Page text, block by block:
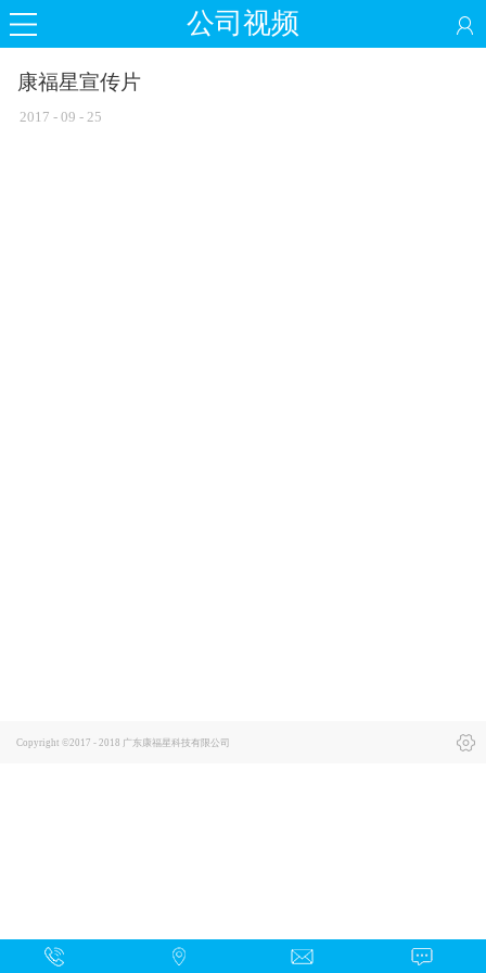
公司视频
康福星宣传片
2017 - 09 - 25
Copyright ©2017 - 2018 广东康福星科技有限公司